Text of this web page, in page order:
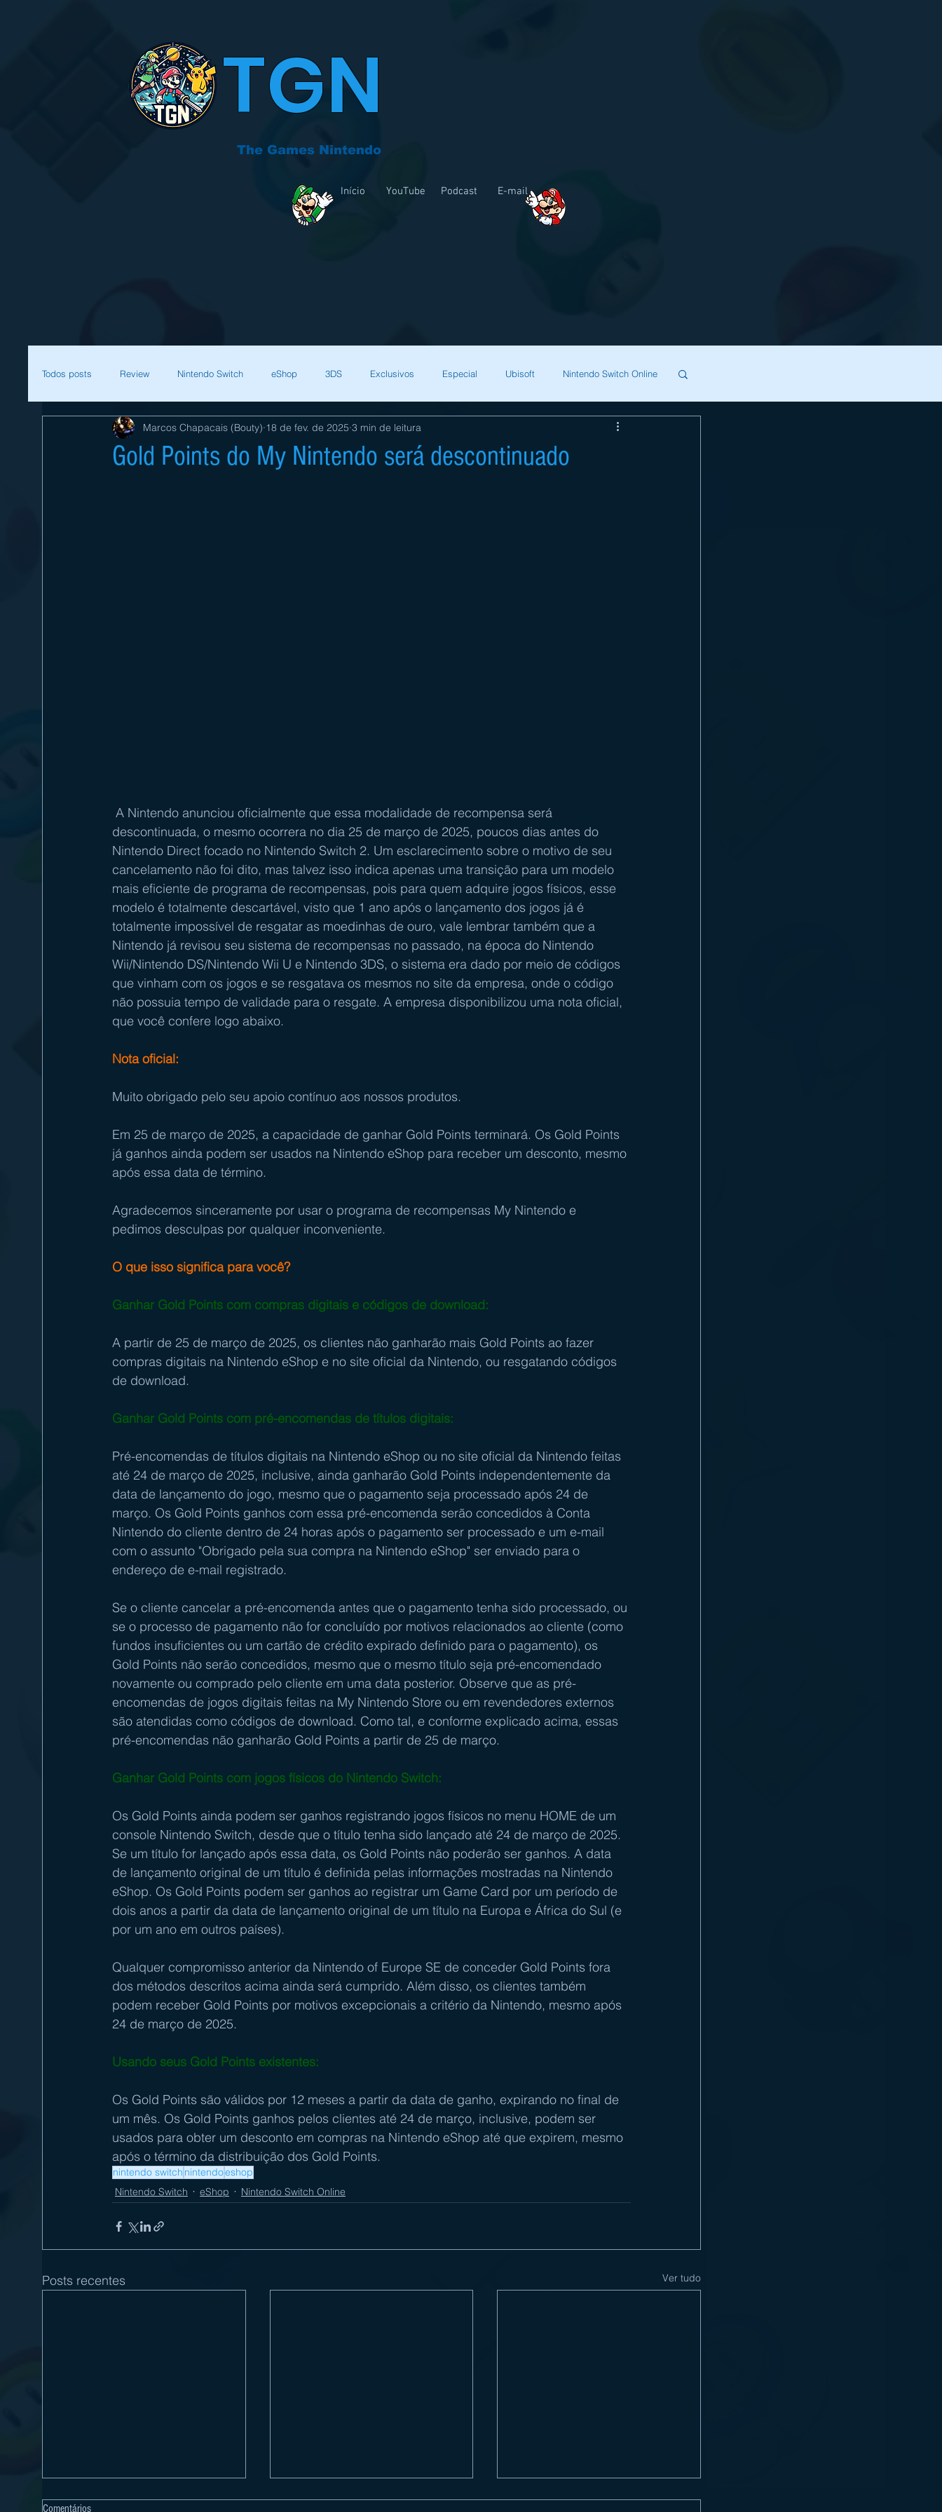
TGN
The Games Nintendo
Início YouTube Podcast E-mail
Todos posts Review Nintendo Switch eShop 3DS Exclusivos Especial Ubisoft Nintendo Switch Online
Mega Man Zelda Bethesda Capcom Square Enix
Gold Points do My Nintendo será descontinuado
Marcos Chapacais (Bouty) 18 de fev. de 2025 3 min de leitura
A Nintendo anunciou oficialmente que essa modalidade de recompensa será
descontinuada, o mesmo ocorrera no dia 25 de março de 2025, poucos dias antes do
Nintendo Direct focado no Nintendo Switch 2. Um esclarecimento sobre o motivo de seu
cancelamento não foi dito, mas talvez isso indica apenas uma transição para um modelo
mais eficiente de programa de recompensas, pois para quem adquire jogos físicos, esse
modelo é totalmente descartável, visto que 1 ano após o lançamento dos jogos já é
totalmente impossível de resgatar as moedinhas de ouro, vale lembrar também que a
Nintendo já revisou seu sistema de recompensas no passado, na época do Nintendo
Wii/Nintendo DS/Nintendo Wii U e Nintendo 3DS, o sistema era dado por meio de códigos
que vinham com os jogos e se resgatava os mesmos no site da empresa, onde o código
não possuia tempo de validade para o resgate. A empresa disponibilizou uma nota oficial,
que você confere logo abaixo.
Nota oficial:
Muito obrigado pelo seu apoio contínuo aos nossos produtos.
Em 25 de março de 2025, a capacidade de ganhar Gold Points terminará. Os Gold Points
já ganhos ainda podem ser usados ​​na Nintendo eShop para receber um desconto, mesmo
após essa data de término.
Agradecemos sinceramente por usar o programa de recompensas My Nintendo e
pedimos desculpas por qualquer inconveniente.
O que isso significa para você?
Ganhar Gold Points com compras digitais e códigos de download:
A partir de 25 de março de 2025, os clientes não ganharão mais Gold Points ao fazer
compras digitais na Nintendo eShop e no site oficial da Nintendo, ou resgatando códigos
de download.
Ganhar Gold Points com pré-encomendas de títulos digitais:
Pré-encomendas de títulos digitais na Nintendo eShop ou no site oficial da Nintendo feitas
até 24 de março de 2025, inclusive, ainda ganharão Gold Points independentemente da
data de lançamento do jogo, mesmo que o pagamento seja processado após 24 de
março. Os Gold Points ganhos com essa pré-encomenda serão concedidos à Conta
Nintendo do cliente dentro de 24 horas após o pagamento ser processado e um e-mail
com o assunto "Obrigado pela sua compra na Nintendo eShop" ser enviado para o
endereço de e-mail registrado.
Se o cliente cancelar a pré-encomenda antes que o pagamento tenha sido processado, ou
se o processo de pagamento não for concluído por motivos relacionados ao cliente (como
fundos insuficientes ou um cartão de crédito expirado definido para o pagamento), os
Gold Points não serão concedidos, mesmo que o mesmo título seja pré-encomendado
novamente ou comprado pelo cliente em uma data posterior. Observe que as pré-
encomendas de jogos digitais feitas na My Nintendo Store ou em revendedores externos
são atendidas como códigos de download. Como tal, e conforme explicado acima, essas
pré-encomendas não ganharão Gold Points a partir de 25 de março.
Ganhar Gold Points com jogos físicos do Nintendo Switch:
Os Gold Points ainda podem ser ganhos registrando jogos físicos no menu HOME de um
console Nintendo Switch, desde que o título tenha sido lançado até 24 de março de 2025.
Se um título for lançado após essa data, os Gold Points não poderão ser ganhos. A data
de lançamento original de um título é definida pelas informações mostradas na Nintendo
eShop. Os Gold Points podem ser ganhos ao registrar um Game Card por um período de
dois anos a partir da data de lançamento original de um título na Europa e África do Sul (e
por um ano em outros países).
Qualquer compromisso anterior da Nintendo of Europe SE de conceder Gold Points fora
dos métodos descritos acima ainda será cumprido. Além disso, os clientes também
podem receber Gold Points por motivos excepcionais a critério da Nintendo, mesmo após
24 de março de 2025.
Usando seus Gold Points existentes:
Os Gold Points são válidos por 12 meses a partir da data de ganho, expirando no final de
um mês. Os Gold Points ganhos pelos clientes até 24 de março, inclusive, podem ser
usados ​​para obter um desconto em compras na Nintendo eShop até que expirem, mesmo
após o término da distribuição dos Gold Points.
nintendo switch nintendoeshop
Nintendo Switch
eShop Nintendo Switch Online
Posts recentes Ver tudo
Comentários